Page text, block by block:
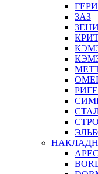
ЗАЗ
КЭМЗ